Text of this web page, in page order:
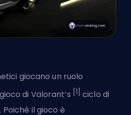
giocano un ruolo
gioco di Valorant’s [1] ciclo di
il gioco è